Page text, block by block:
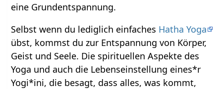
eine Grundentspannung.
Selbst wenn du lediglich einfaches Hatha Yoga
übst, kommst du zur Entspannung von Körper,
Geist und Seele. Die spirituellen Aspekte des
Yoga und auch die Lebenseinstellung eines*r
Yogi*ini, die besagt, dass alles, was kommt,